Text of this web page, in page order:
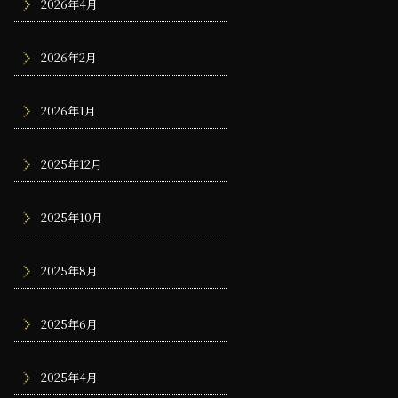
2026年4月
2026年2月
2026年1月
2025年12月
2025年10月
2025年8月
2025年6月
2025年4月